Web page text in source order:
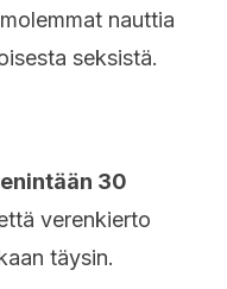
nauttia
seksistä.
30
verenkierto
täysin.